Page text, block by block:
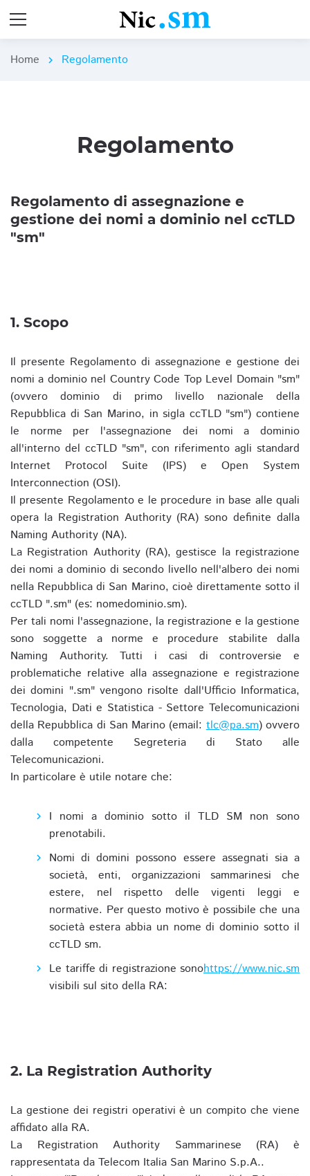
Home chevron_right Regolamento
Regolamento
Regolamento di assegnazione e
gestione dei nomi a dominio nel ccTLD
"sm"
1. Scopo
Il presente Regolamento di assegnazione e gestione dei
nomi a dominio nel Country Code Top Level Domain "sm"
(ovvero dominio di primo livello nazionale della
Repubblica di San Marino, in sigla ccTLD "sm") contiene
le norme per l'assegnazione dei nomi a dominio
all'interno del ccTLD "sm", con riferimento agli standard
Internet Protocol Suite (IPS) e Open System
Interconnection (OSI).
Il presente Regolamento e le procedure in base alle quali
opera la Registration Authority (RA) sono definite dalla
Naming Authority (NA).
La Registration Authority (RA), gestisce la registrazione
dei nomi a dominio di secondo livello nell'albero dei nomi
nella Repubblica di San Marino, cioè direttamente sotto il
ccTLD ".sm" (es: nomedominio.sm).
Per tali nomi l'assegnazione, la registrazione e la gestione
sono soggette a norme e procedure stabilite dalla
Naming Authority. Tutti i casi di controversie e
problematiche relative alla assegnazione e registrazione
dei domini ".sm" vengono risolte dall'Ufficio Informatica,
Tecnologia, Dati e Statistica - Settore Telecomunicazioni
della Repubblica di San Marino (email:tlc@pa.sm) ovvero
dalla competente Segreteria di Stato alle
Telecomunicazioni.
In particolare è utile notare che:
I nomi a dominio sotto il TLD SM non sono
prenotabili.
Nomi di domini possono essere assegnati sia a
società, enti, organizzazioni sammarinesi che
estere, nel rispetto delle vigenti leggi e
normative. Per questo motivo è possibile che una
società estera abbia un nome di dominio sotto il
ccTLD sm.
Le tariffe di registrazione sono
visibili sul sito della RA:
https://www.nic.sm
2. La Registration Authority
La gestione dei registri operativi è un compito che viene
affidato alla RA.
La Registration Authority Sammarinese (RA) è
rappresentata da Telecom Italia San Marino S.p.A..